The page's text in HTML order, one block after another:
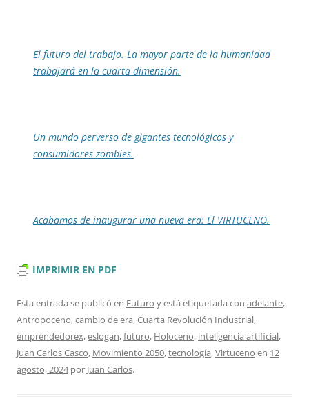
El futuro del trabajo. La mayor parte de la humanidad
trabajará en la cuarta dimensión.
Un mundo perverso de gigantes tecnológicos y
consumidores zombies.
Acabamos de inaugurar una nueva era: El VIRTUCENO.
IMPRIMIR EN PDF
Esta entrada se publicó en Futuro y está etiquetada con adelante,
Antropoceno,cambio de era,Cuarta Revolución Industrial,
emprendedorex,eslogan,futuro, Holoceno, inteligencia artificial,
Juan Carlos Casco, Movimiento 2050,tecnología,Virtuceno en 12
agosto, 2024por Juan Carlos.